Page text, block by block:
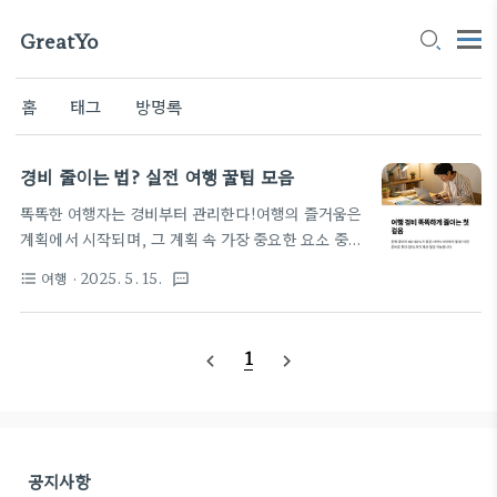
GreatYo
홈 태그 방명록
경비 줄이는 법? 실전 여행 꿀팁 모음
똑똑한 여행자는 경비부터 관리한다!여행의 즐거움은
계획에서 시작되며, 그 계획 속 가장 중요한 요소 중
차고 만족스러운 여행을 즐기기 위해서는 철저한 준비
와 정보 수집이 필요합니다. 특히 최근에는 물가 상승
큼, 사전 대비는 필수입니다. 오늘은 경비를 줄이면서
바탕으로 누구나 실천 가능한 정보만 담았습니다. 이
format_list_bulleted 여행 · 2025. 5. 15. textsms
navigate_before 1 navigate_next
공지사항